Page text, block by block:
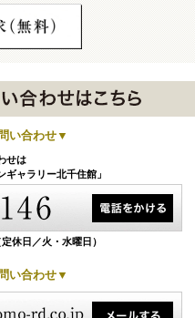
い合わせ▼
せは
ャラリー北千住館」
定休日／火・水曜日）
い合わせ▼